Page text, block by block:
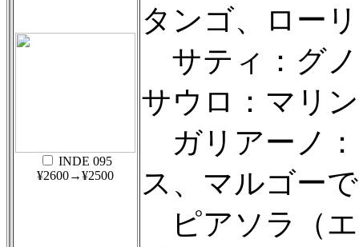
INDE 095
¥2600→¥2500
タンゴ、ロー
サティ：グ
サウロ：マリ
ガリアーノ
ス、マルゴー
ピアソラ（